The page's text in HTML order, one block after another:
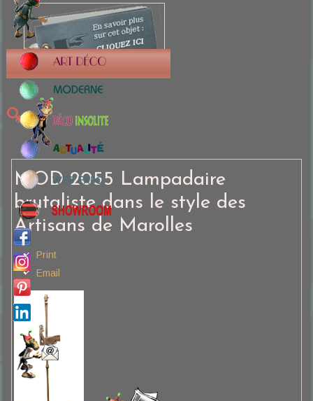
MOD 2055 Lampadaire
brutaliste dans le style des
Artisans de Marolles
Print
Email